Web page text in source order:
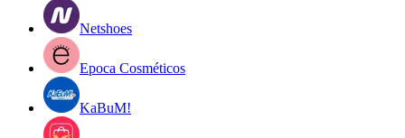
Netshoes
Epoca Cosméticos
KaBuM!